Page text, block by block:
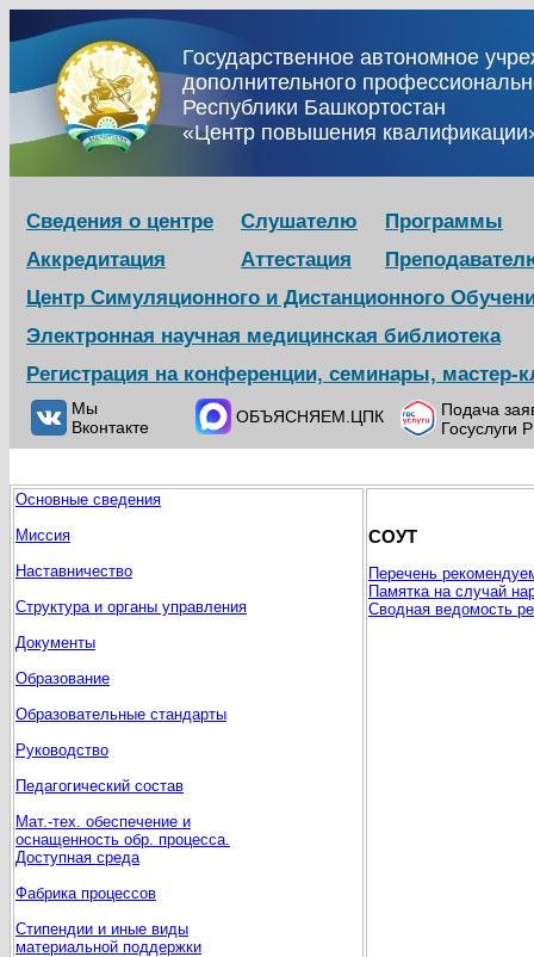
Государственное автономное
дополнительного
Республики Башкортостан
«Центр повышения
Сведения о центре Слушателю
Программы
Аккредитация
Аттестация
Центр Симуляционного и Дистанционного
Электронная научная медицинская библиотека
Регистрация на конференции, семинары,
Мы
Вконтакте
ОБЪЯСНЯЕМ.ЦПК
Подача
Госуслуги
Основные сведения
Миссия
Наставничество
Структура и органы управления
Документы
Образование
Образовательные стандарты
Руководство
Педагогический состав
Мат.-тех. обеспечение и
оснащенность обр. процесса.
Доступная среда
Фабрика процессов
Стипендии и иные виды
материальной поддержки
СОУТ
Перечень
Памятка на случай
Сводная ведомость